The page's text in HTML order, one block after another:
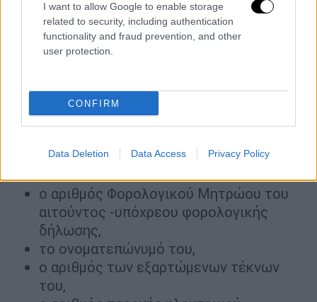
I want to allow Google to enable storage
related to security, including authentication
functionality and fraud prevention, and other
user protection.
CONFIRM
Data Deletion Data Access Privacy Policy
Αίτηση στο Taxis
Οι ενδιαφερόμενοι υποβάλλουν εκδήλωση
ενδιαφέροντος μέσω εφαρμογής στo taxis
του επιδόματος θέρμανσης.
Στην αίτηση εκδήλωσης ενδιαφέροντος
αναγράφονται κατά περίπτωση τα ακόλουθα
ο αριθμός Φορολογικού Μητρώου του
αιτούντος -υπόχρεου φορολογικής
δήλωσης,
το ονοματεπώνυμό του,
ο αριθμός των εξαρτώμενων τέκνων
του,